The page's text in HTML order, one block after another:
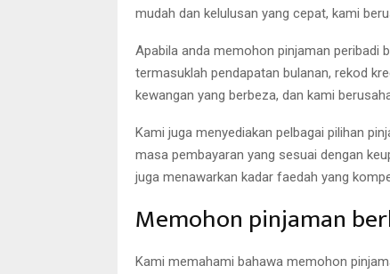
mudah dan kelulusan yang cepat, kami
Apabila anda memohon pinjaman peribadi
termasuklah pendapatan bulanan, rekod
kewangan yang berbeza, dan kami
Kami juga menyediakan pelbagai pilihan
masa pembayaran yang sesuai dengan
juga menawarkan kadar faedah yang
Memohon pinjaman
Kami memahami bahawa memohon